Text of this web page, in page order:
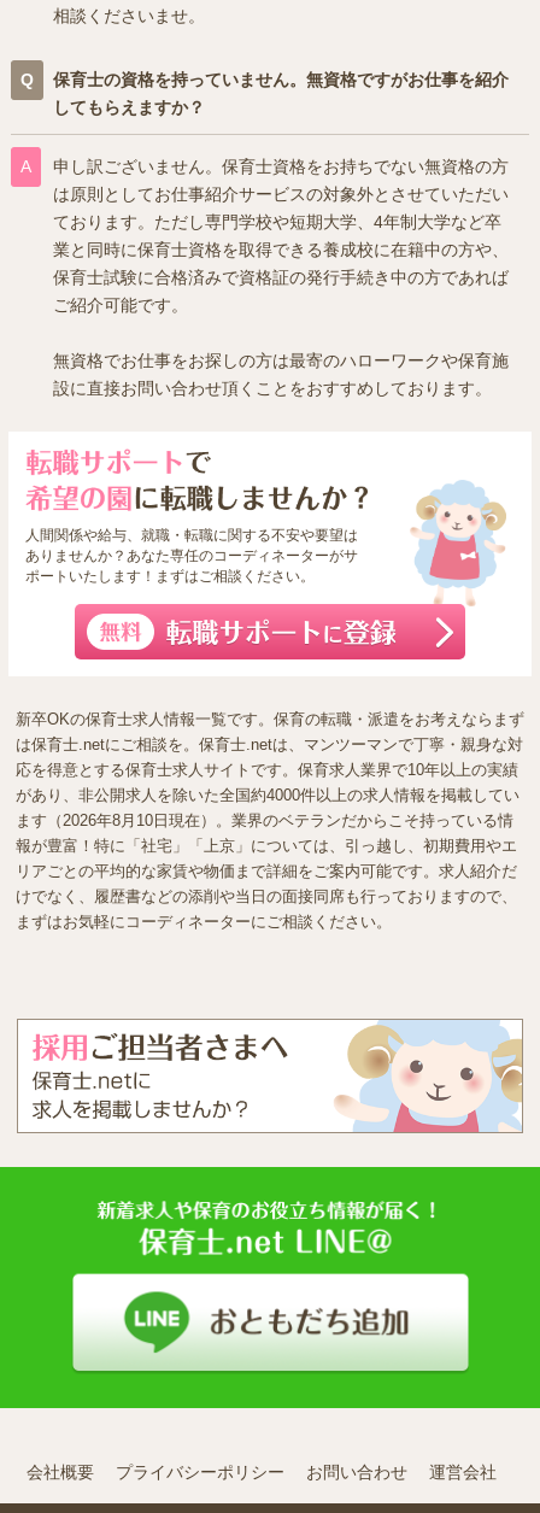
相談くださいませ。
保育士の資格を持っていません。無資格ですがお仕事を紹介
してもらえますか？
申し訳ございません。保育士資格をお持ちでない無資格の方
は原則としてお仕事紹介サービスの対象外とさせていただい
ております。ただし専門学校や短期大学、4年制大学など卒
業と同時に保育士資格を取得できる養成校に在籍中の方や、
保育士試験に合格済みで資格証の発行手続き中の方であれば
ご紹介可能です。
無資格でお仕事をお探しの方は最寄のハローワークや保育施
設に直接お問い合わせ頂くことをおすすめしております。
人間関係や給与、就職・転職に関する不安や要望は
ありませんか？あなた専任のコーディネーターがサ
ポートいたします！まずはご相談ください。
新卒OKの保育士求人情報一覧です。保育の転職・派遣をお考えならまず
は保育士.netにご相談を。保育士.netは、マンツーマンで丁寧・親身な対
応を得意とする保育士求人サイトです。保育求人業界で10年以上の実績
があり、非公開求人を除いた全国約4000件以上の求人情報を掲載してい
ます（2026年8月10日現在）。業界のベテランだからこそ持っている情
報が豊富！特に「社宅」「上京」については、引っ越し、初期費用やエ
リアごとの平均的な家賃や物価まで詳細をご案内可能です。求人紹介だ
けでなく、履歴書などの添削や当日の面接同席も行っておりますので、
まずはお気軽にコーディネーターにご相談ください。
会社概要 プライバシーポリシー お問い合わせ 運営会社